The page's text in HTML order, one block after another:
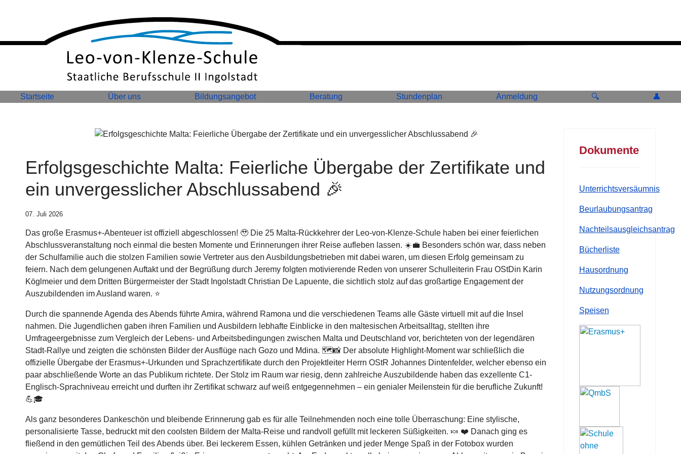
Startseite Über uns Bildungsangebot Beratung Stundenplan Anmeldung 🔍 👤
Erfolgsgeschichte Malta: Feierliche Übergabe der Zertifikate und
ein unvergesslicher Abschlussabend 🎉
07. Juli 2026
Das große Erasmus+-Abenteuer ist offiziell abgeschlossen! 🥹 Die 25 Malta-Rückkehrer der Leo-von-Klenze-Schule haben bei einer feierlichen
Abschlussveranstaltung noch einmal die besten Momente und Erinnerungen ihrer Reise aufleben lassen. ☀️💼 Besonders schön war, dass neben
der Schulfamilie auch die stolzen Familien sowie Vertreter aus den Ausbildungsbetrieben mit dabei waren, um diesen Erfolg gemeinsam zu
feiern. Nach dem gelungenen Auftakt und der Begrüßung durch Jeremy folgten motivierende Reden von unserer Schulleiterin Frau OStDin Karin
Köglmeier und dem Dritten Bürgermeister der Stadt Ingolstadt Christian De Lapuente, die sichtlich stolz auf das großartige Engagement der
Auszubildenden im Ausland waren. ⭐
Durch die spannende Agenda des Abends führte Amira, während Ramona und die verschiedenen Teams alle Gäste virtuell mit auf die Insel
nahmen. Die Jugendlichen gaben ihren Familien und Ausbildern lebhafte Einblicke in den maltesischen Arbeitsalltag, stellten ihre
Umfrageergebnisse zum Vergleich der Lebens- und Arbeitsbedingungen zwischen Malta und Deutschland vor, berichteten von der legendären
Stadt-Rallye und zeigten die schönsten Bilder der Ausflüge nach Gozo und Mdina. 🗺️📸 Der absolute Highlight-Moment war schließlich die
offizielle Übergabe der Erasmus+-Urkunden und Sprachzertifikate durch den Projektleiter Herrn OStR Johannes Dintenfelder, welcher ebenso ein
paar abschließende Worte an das Publikum richtete. Der Stolz im Raum war riesig, denn zahlreiche Auszubildende haben das exzellente C1-
Englisch-Sprachniveau erreicht und durften ihr Zertifikat schwarz auf weiß entgegennehmen – ein genialer Meilenstein für die berufliche Zukunft!
💪🎓
Als ganz besonderes Dankeschön und bleibende Erinnerung gab es für alle Teilnehmenden noch eine tolle Überraschung: Eine stylische,
personalisierte Tasse, bedruckt mit den coolsten Bildern der Malta-Reise und randvoll gefüllt mit leckeren Süßigkeiten. 🍬 ❤️ Danach ging es
fließend in den gemütlichen Teil des Abends über. Bei leckerem Essen, kühlen Getränken und jeder Menge Spaß in der Fotobox wurden
Dokumente
Unterrichtsversäumnis
Beurlaubungsantrag
Nachteilsausgleichsantrag
Bücherliste
Hausordnung
Nutzungsordnung
Speisen